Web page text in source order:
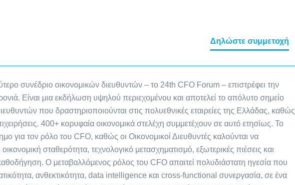
Δηλώστε συμμετοχή
συνέδριο οικονομικών διευθυντών – το 24th CFO Forum – επιστρέφει την
Είναι μια εκδήλωση υψηλού περιεχομένου και αποτελεί το απόλυτο σημείο
που δραστηριοποιούνται στις πολυεθνικές εταιρείες της Ελλάδας, καθώς
400+ κορυφαία οικονομικά στελέχη συμμετέχουν σε αυτό ετησίως. Το
για τον ρόλο του CFO, καθώς οι Οικονομικοί Διευθυντές καλούνται να
σταθερότητα, τεχνολογικό μετασχηματισμό, εξωτερικές πιέσεις και
Ο μεταβαλλόμενος ρόλος του CFO απαιτεί πολυδιάστατη ηγεσία που
ανθεκτικότητα, data intelligence και cross-functional συνεργασία, σε ένα